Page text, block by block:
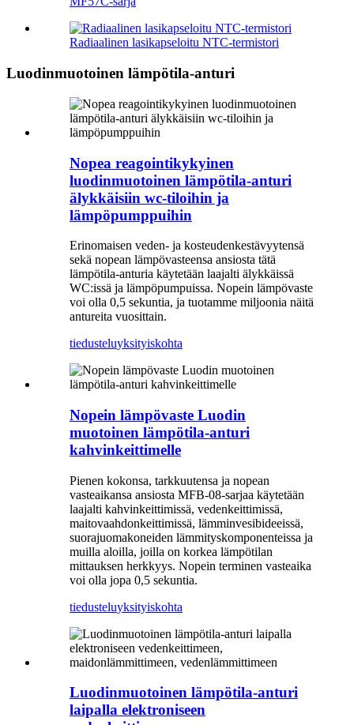
Radiaalinen lasikapseloitu NTC-termistori
Luodinmuotoinen lämpötila-anturi
Nopea reagointikykyinen
luodinmuotoinen lämpötila-anturi
älykkäisiin wc-tiloihin ja
lämpöpumppuihin
Erinomaisen veden- ja kosteudenkestävyytensä
sekä nopean lämpövasteensa ansiosta tätä
lämpötila-anturia käytetään laajalti älykkäissä
WC:issä ja lämpöpumpuissa. Nopein lämpövaste
voi olla 0,5 sekuntia, ja tuotamme miljoonia näitä
antureita vuosittain.
tiedusteluyksityiskohta
Nopein lämpövaste Luodin
muotoinen lämpötila-anturi
kahvinkeittimelle
Pienen kokonsa, tarkkuutensa ja nopean
vasteaikansa ansiosta MFB-08-sarjaa käytetään
laajalti kahvinkeittimissä, vedenkeittimissä,
maitovaahdonkeittimissä, lämminvesibideeissä,
suorajuomakoneiden lämmityskomponenteissa ja
muilla aloilla, joilla on korkea lämpötilan
mittauksen herkkyys. Nopein terminen vasteaika
voi olla jopa 0,5 sekuntia.
tiedusteluyksityiskohta
Luodinmuotoinen lämpötila-anturi
laipalla elektroniseen